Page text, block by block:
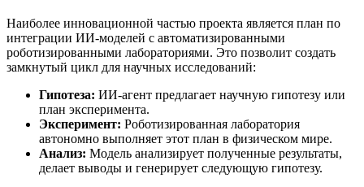
Наиболее инновационной частью проекта является план по
интеграции ИИ-моделей с автоматизированными
роботизированными лабораториями. Это позволит создать
замкнутый цикл для научных исследований:
Гипотеза: ИИ-агент предлагает научную гипотезу или
план эксперимента.
Эксперимент: Роботизированная лаборатория
автономно выполняет этот план в физическом мире.
Анализ: Модель анализирует полученные результаты,
делает выводы и генерирует следующую гипотезу.